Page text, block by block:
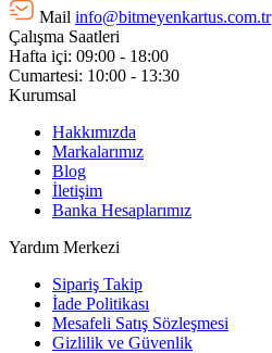
Mail info@bitmeyenkartus.com.tr
Çalışma Saatleri
Hafta içi: 09:00 - 18:00
Cumartesi: 10:00 - 13:30
Kurumsal
Hakkımızda
Markalarımız
Blog
İletişim
Banka Hesaplarımız
Yardım Merkezi
Sipariş Takip
İade Politikası
Mesafeli Satış Sözleşmesi
Gizlilik ve Güvenlik